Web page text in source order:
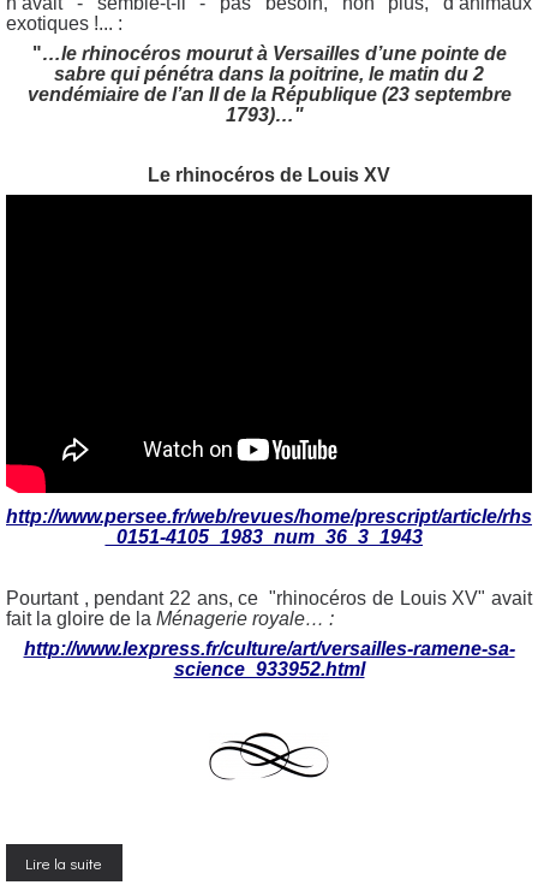
exotiques !... :
"…le rhinocéros mourut à Versailles d’une pointe de
sabre qui pénétra dans la poitrine, le matin du 2
vendémiaire de l’an II de la République (23 septembre
1793)…"
Le rhinocéros de Louis XV
http://www.persee.fr/web/revues/home/prescript/article/rhs
_0151-4105_1983_num_36_3_1943
Pourtant , pendant 22 ans, ce "rhinocéros de Louis XV" avait
fait la gloire de la Ménagerie royale… :
http://www.lexpress.fr/culture/art/versailles-ramene-sa-
science_933952.html
Lire la suite